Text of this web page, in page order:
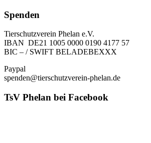
Spenden
Tierschutzverein Phelan e.V.
IBAN DE21 1005 0000 0190 4177 57
BIC – / SWIFT BELADEBEXXX
Paypal
spenden@tierschutzverein-phelan.de
TsV Phelan bei Facebook